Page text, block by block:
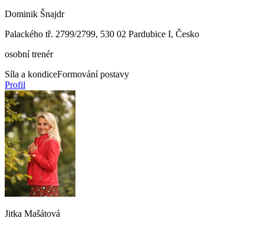
Dominik Šnajdr
Palackého tř. 2799/2799, 530 02 Pardubice I, Česko
osobní trenér
Síla a kondiceFormování postavy
Profil
Jitka Mašátová